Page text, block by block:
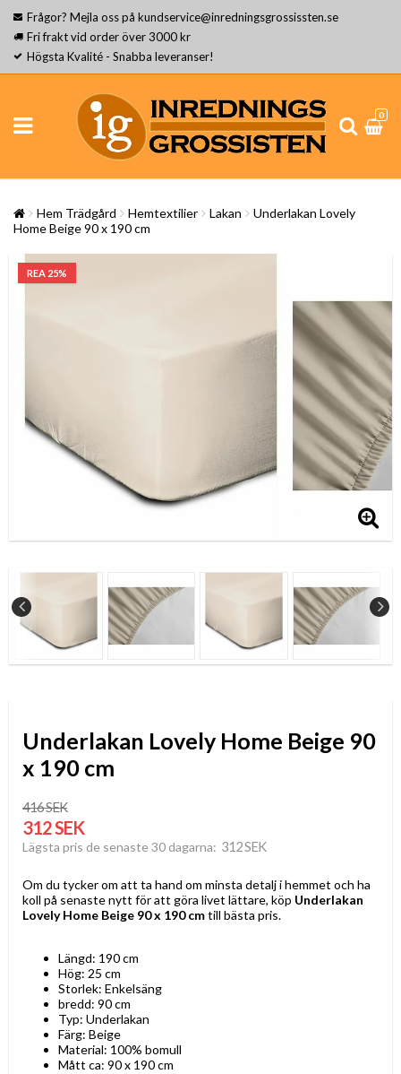
Frågor? Mejla oss på kundservice@inredningsgrossissten.se
Fri frakt vid order över 3000 kr
Högsta Kvalité - Snabba leveranser!
0
Hem Trädgård Hemtextilier Lakan
Underlakan Lovely
Home Beige 90 x 190 cm
REA 25%
Underlakan Lovely Home Beige 90
x 190 cm
416 SEK
312 SEK
Lägsta pris de senaste 30 dagarna 312 SEK
Om du tycker om att ta hand om minsta detalj i hemmet och ha
koll på senaste nytt för att göra livet lättare, köp Underlakan
Lovely Home Beige 90 x 190 cmtill bästa pris.
Längd: 190 cm
Hög: 25 cm
Storlek: Enkelsäng
bredd: 90 cm
Typ: Underlakan
Färg: Beige
Material: 100% bomull
Mått ca: 90 x 190 cm